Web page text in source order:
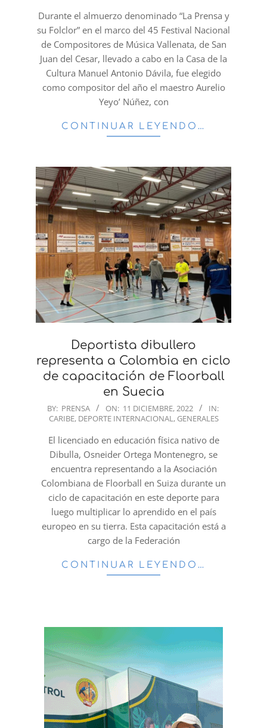
11
Durante el almuerzo denominado “La Prensa y
su Folclor” en el marco del 45 Festival Nacional
de Compositores de Música Vallenata, de San
Juan del Cesar, llevado a cabo en la Casa de la
Cultura Manuel Antonio Dávila, fue elegido
como compositor del año el maestro Aurelio
Yeyo’ Núñez, con
CONTINUAR LEYENDO…
Deportista dibullero
representa a Colombia en ciclo
de capacitación de Floorball
en Suecia
2022-
BY: PRENSA ON: 11 DICIEMBRE, 2022
IN:
CARIBE, DEPORTE INTERNACIONAL, GENERALES
El licenciado en educación física nativo de
Dibulla, Osneider Ortega Montenegro, se
encuentra representando a la Asociación
Colombiana de Floorball en Suiza durante un
ciclo de capacitación en este deporte para
luego multiplicar lo aprendido en el país
europeo en su tierra. Esta capacitación está a
cargo de la Federación
CONTINUAR LEYENDO…